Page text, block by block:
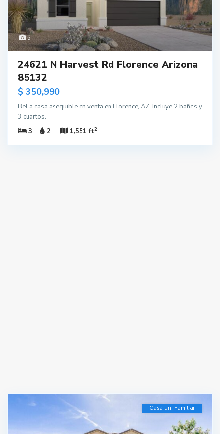
6
24621 N Harvest Rd Florence Arizona
85132
$ 350,990
Bella casa asequible en venta en Florence, AZ. Incluye 2 baños y
3 cuartos.
3
2 1,551 ft2
Casa Uni Familiar